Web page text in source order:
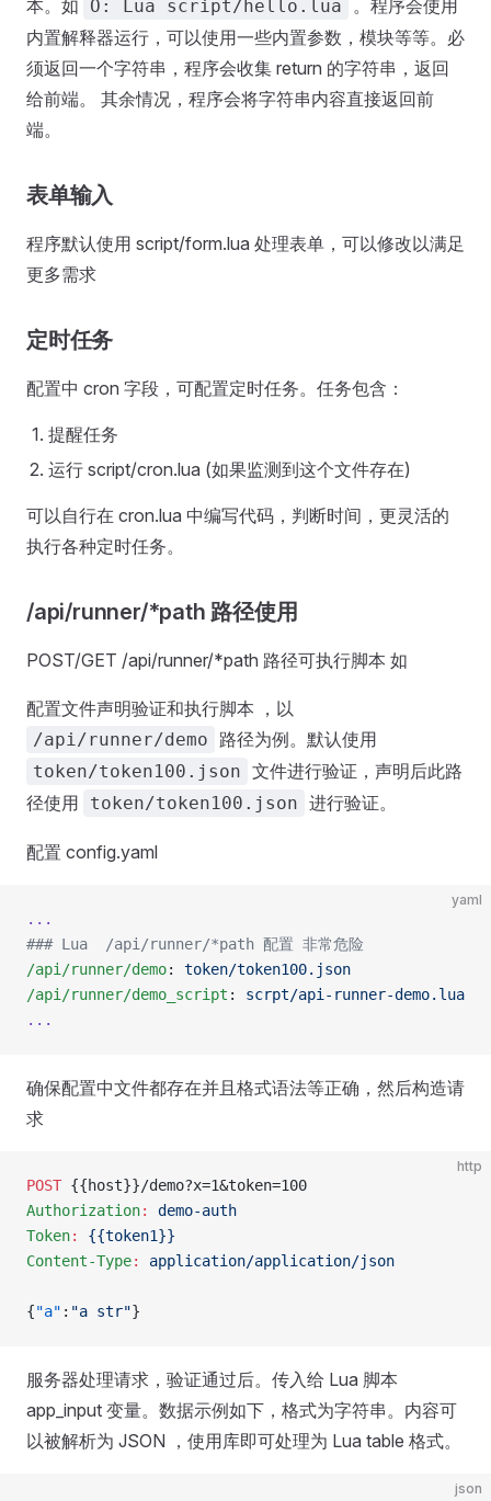
本。如
O: Lua script/hello.lua
。程序会使用
内置解释器运行，可以使用一些内置参数，模块等等。必
须返回一个字符串，程序会收集 return 的字符串，返回
给前端。 其余情况，程序会将字符串内容直接返回前
端。
表单输入
程序默认使用 script/form.lua 处理表单，可以修改以满足
更多需求
定时任务
配置中 cron 字段，可配置定时任务。任务包含：
提醒任务
运行 script/cron.lua (如果监测到这个文件存在)
可以自行在 cron.lua 中编写代码，判断时间，更灵活的
执行各种定时任务。
/api/runner/*path 路径使用
POST/GET /api/runner/*path 路径可执行脚本 如
配置文件声明验证和执行脚本 ，以
/api/runner/demo 路径为例。默认使用
token/token100.json 文件进行验证，声明后此路
径使用
token/token100.json 进行验证。
配置 config.yaml
yaml
...
### Lua  /api/runner/*path 配置 非常危险
/api/runner/demo: token/token100.json
/api/runner/demo_script : scrpt/api-runner-demo.lua
...
确保配置中文件都存在并且格式语法等正确，然后构造请
求
http
POST {{host}}/demo?x=1&token=100
Authorization:
demo-auth
Token:
{{token1}}
Content-Type: application/application/json
{"a" : "a str"}
服务器处理请求，验证通过后。传入给 Lua 脚本
app_input 变量。数据示例如下，格式为字符串。内容可
以被解析为 JSON ，使用库即可处理为 Lua table 格式。
json